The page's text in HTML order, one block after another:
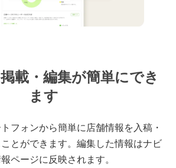
載・編集が簡単にでき
ます
フォンから簡単に店舗情報を入稿・
とができます。編集した情報はナビ
ページに反映されます。